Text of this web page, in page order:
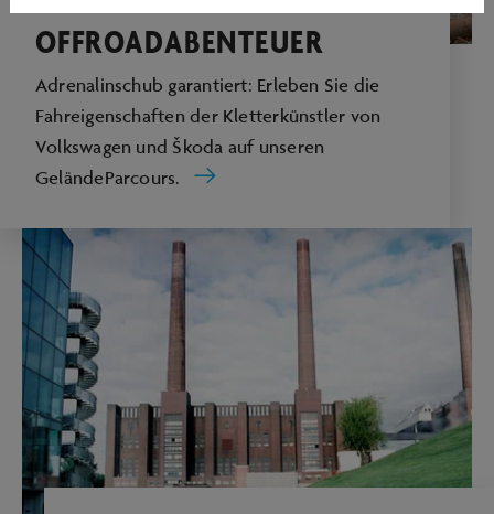
OFFROADABENTEUER
Adrenalinschub garantiert: Erleben Sie die
Fahreigenschaften der Kletterkünstler von
Volkswagen und Škoda auf unseren
GeländeParcours.